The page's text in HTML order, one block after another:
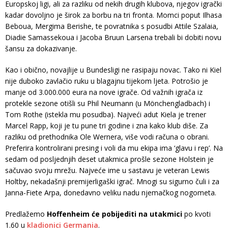
Europskoj ligi, ali za razliku od nekih drugih klubova, njegov igrački
kadar dovoljno je širok za borbu na tri fronta. Momci poput Ilhasa
Beboua, Mergima Berishe, te povratnika s posudbi Attile Szalaia,
Diadie Samassekoua i Jacoba Bruun Larsena trebali bi dobiti novu
šansu za dokazivanje.
Kao i obično, novajlije u Bundesligi ne rasipaju novac. Tako ni Kiel
nije duboko zavlačio ruku u blagajnu tijekom ljeta. Potrošio je
manje od 3.000.000 eura na nove igrače. Od važnih igrača iz
protekle sezone otišli su Phil Neumann (u Mönchengladbach) i
Tom Rothe (istekla mu posudba). Najveći adut Kiela je trener
Marcel Rapp, koji je tu pune tri godine i zna kako klub diše. Za
razliku od prethodnika Ole Wernera, više vodi računa o obrani.
Preferira kontrolirani presing i voli da mu ekipa ima ‘glavu i rep’. Na
sedam od posljednjih deset utakmica prošle sezone Holstein je
sačuvao svoju mrežu. Najveće ime u sastavu je veteran Lewis
Holtby, nekadašnji premijerligaški igrač. Mnogi su sigurno čuli i za
Janna-Fiete Arpa, donedavno veliku nadu njemačkog nogometa.
Predlažemo Hoffenheim će pobijediti na utakmici po kvoti
1.60 u kladionici Germania.